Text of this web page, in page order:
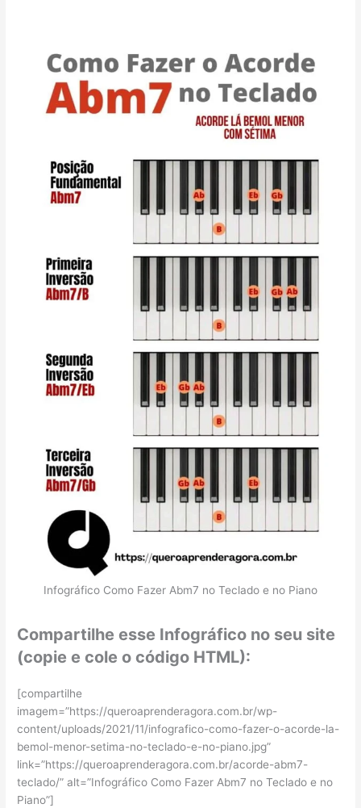
Infográfico Como Fazer Abm7 no Teclado e no Piano
Compartilhe esse Infográfico no seu site
(copie e cole o código HTML):
[compartilhe
imagem=”https://queroaprenderagora.com.br/wp-
content/uploads/2021/11/infografico-como-fazer-o-acorde-la-
bemol-menor-setima-no-teclado-e-no-piano.jpg”
link=”https://queroaprenderagora.com.br/acorde-abm7-
teclado/” alt=”Infográfico Como Fazer Abm7 no Teclado e no
Piano”]